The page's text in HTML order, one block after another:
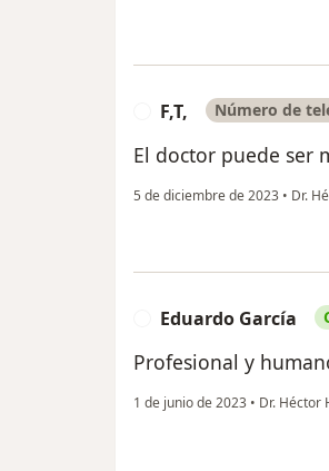
F,T, Número de
El doctor puede ser
5 de diciembre de 2023 • Dr.
Eduardo García
Profesional y
1 de junio de 2023 • Dr. Héctor